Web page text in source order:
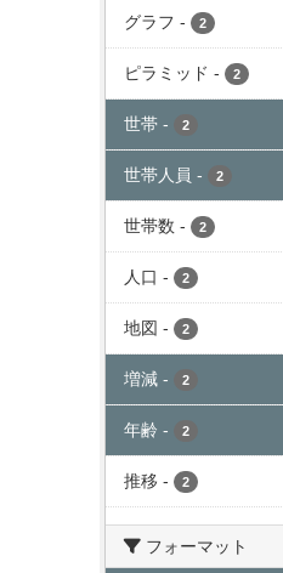
グラフ - 2
ピラミッド - 2
世帯 - 2
世帯人員 - 2
世帯数 - 2
人口 - 2
地図 - 2
増減 - 2
年齢 - 2
推移 - 2
フォーマット